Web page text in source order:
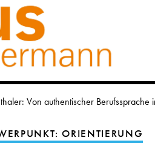
Von authentischer Berufssprache
ORIENTIERUNG